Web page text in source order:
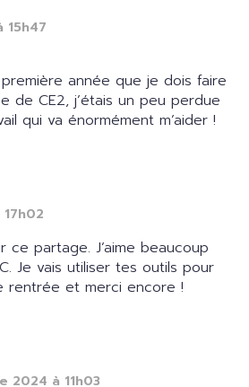
15h47
année que je dois faire
de CE2, j’étais un peu perdue
qui va énormément m’aider !
partage. J’aime beaucoup
Je vais utiliser tes outils pour
rentrée et merci encore !
2024 à 11h03